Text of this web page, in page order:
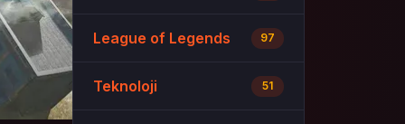
League of Legends 97
Teknoloji 51